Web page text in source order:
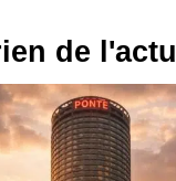
de l'actu